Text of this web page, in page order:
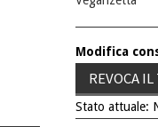
Modifica
REVOCA
Stato attuale: